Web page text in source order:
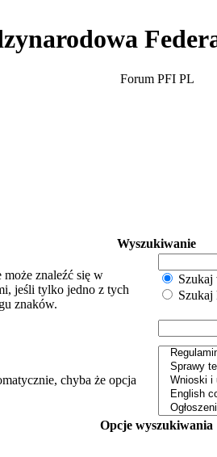
Forum PFI PL
Wyszukiwanie
znaleźć się w
jeśli tylko jedno z tych
znaków.
Szukaj
chyba że opcja
Opcje wyszukiwania